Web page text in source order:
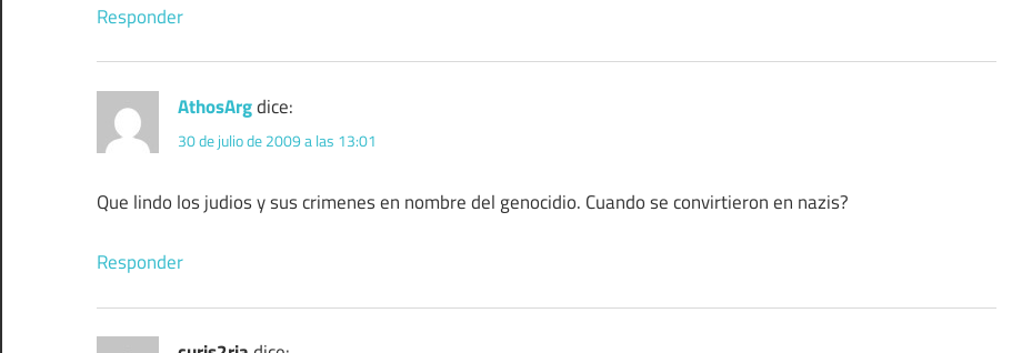
Responder
AthosArgdice:
30 de julio de 2009 a las 13:01
Que lindo los judios y sus crimenes en nombre del genocidio. Cuando se convirtieron en nazis?
Responder